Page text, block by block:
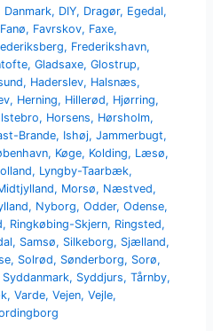
Danmark, DIY, Dragør, Egedal,
Fanø, Favrskov, Faxe,
, Frederikshavn,
,Gladsaxe,Glostrup,
, Haderslev, Halsnæs,
, Herning, Hillerød, Hjørring,
, Horsens, Hørsholm,
Brande, Ishøj,Jammerbugt,
, Køge, Kolding, Læsø,
, Lyngby-Taarbæk,
, Morsø, Næstved,
, Nyborg,Odder,Odense,
, Ringkøbing-Skjern, Ringsted,
, Samsø, Silkeborg, Sjælland,
, Solrød, Sønderborg, Sorø,
Syddanmark, Syddjurs,Tårnby,
,Varde,Vejen,Vejle,